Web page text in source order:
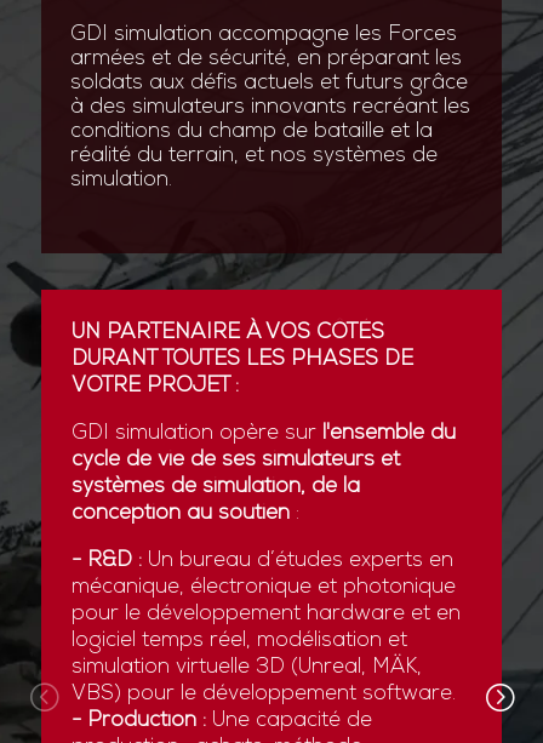
GDI simulation accompagne les Forces
armées et de sécurité, en préparant les
soldats aux défis actuels et futurs grâce
à des simulateurs innovants recréant les
conditions du champ de bataille et la
réalité du terrain, et nos systèmes de
simulation.
UN PARTENAIRE À VOS CÔTÉS
DURANT TOUTES LES PHASES DE
VOTRE PROJET :
GDI simulation opère sur l'ensemble du
cycle de vie de ses simulateurs et
systèmes de simulation, de la
conception au soutien:
- R&D :Un bureau d’études experts en
mécanique, électronique et photonique
pour le développement hardware et en
logiciel temps réel, modélisation et
simulation virtuelle 3D (Unreal, MÄK,
VBS) pour le développement software.
- Production :Une capacité de